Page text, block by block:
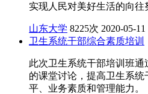
实现人民对美好生活的向往
山东大学 8225次 2020-05-11
卫生系统干部综合素质培训
此次卫生系统干部培训班
的课堂讨论，提高卫生系
平、业务素质和管理能力。